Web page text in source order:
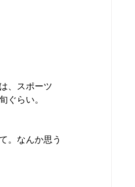
、スポーツ
ぐらい。
。なんか思う